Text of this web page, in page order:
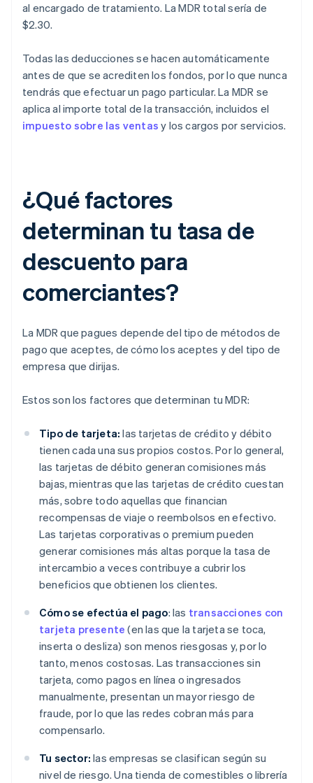
al encargado de tratamiento. La MDR total sería de
$2.30.
Todas las deducciones se hacen automáticamente
antes de que se acrediten los fondos, por lo que nunca
tendrás que efectuar un pago particular. La MDR se
aplica al importe total de la transacción, incluidos el
impuesto sobre las ventas y los cargos por servicios.
¿Qué factores
determinan tu tasa de
descuento para
comerciantes?
La MDR que pagues depende del tipo de métodos de
pago que aceptes, de cómo los aceptes y del tipo de
empresa que dirijas.
Estos son los factores que determinan tu MDR:
Tipo de tarjeta: las tarjetas de crédito y débito
tienen cada una sus propios costos. Por lo general,
las tarjetas de débito generan comisiones más
bajas, mientras que las tarjetas de crédito cuestan
más, sobre todo aquellas que financian
recompensas de viaje o reembolsos en efectivo.
Las tarjetas corporativas o premium pueden
generar comisiones más altas porque la tasa de
intercambio a veces contribuye a cubrir los
beneficios que obtienen los clientes.
Cómo se efectúa el pago: las transacciones con
tarjeta presente (en las que la tarjeta se toca,
inserta o desliza) son menos riesgosas y, por lo
tanto, menos costosas. Las transacciones sin
tarjeta, como pagos en línea o ingresados
manualmente, presentan un mayor riesgo de
fraude, por lo que las redes cobran más para
compensarlo.
Tu sector: las empresas se clasifican según su
nivel de riesgo. Una tienda de comestibles o librería